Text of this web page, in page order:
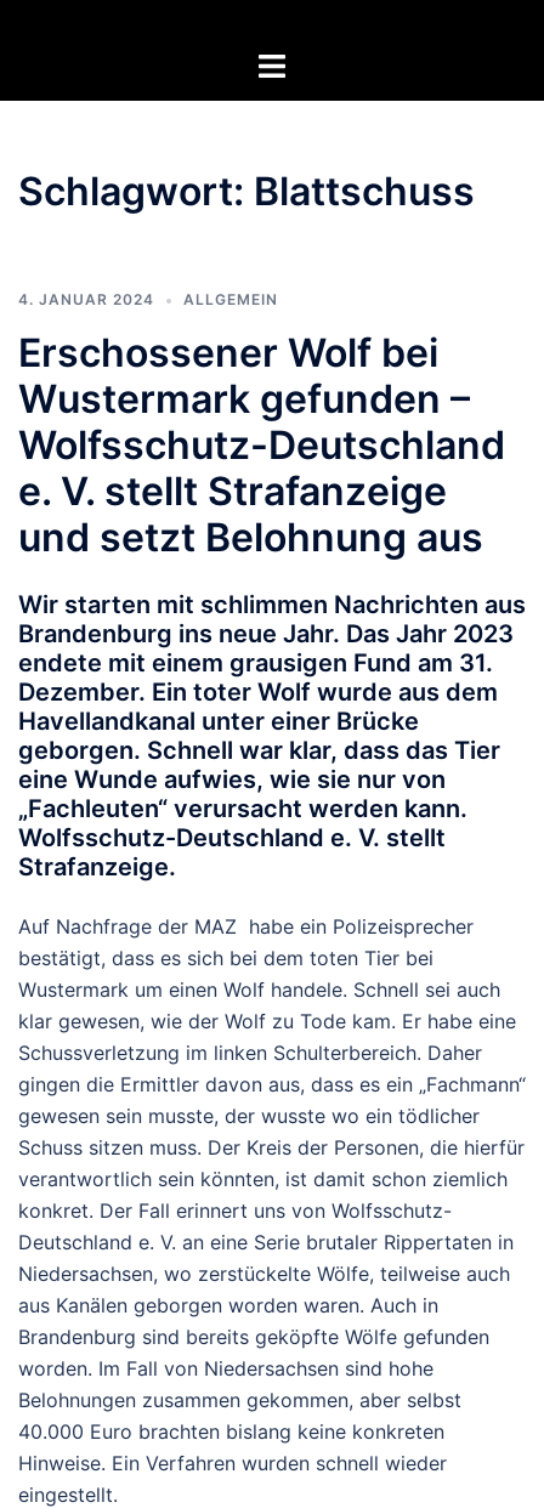
Menü
Schlagwort: Blattschuss
4. JANUAR 2024 ALLGEMEIN
Erschossener Wolf bei
Wustermark gefunden –
Wolfsschutz-Deutschland
e. V. stellt Strafanzeige
und setzt Belohnung aus
Wir starten mit schlimmen Nachrichten aus
Brandenburg ins neue Jahr. Das Jahr 2023
endete mit einem grausigen Fund am 31.
Dezember. Ein toter Wolf wurde aus dem
Havellandkanal unter einer Brücke
geborgen. Schnell war klar, dass das Tier
eine Wunde aufwies, wie sie nur von
„Fachleuten“ verursacht werden kann.
Wolfsschutz-Deutschland e. V. stellt
Strafanzeige.
Auf Nachfrage der MAZ habe ein Polizeisprecher
bestätigt, dass es sich bei dem toten Tier bei
Wustermark um einen Wolf handele. Schnell sei auch
klar gewesen, wie der Wolf zu Tode kam. Er habe eine
Schussverletzung im linken Schulterbereich. Daher
gingen die Ermittler davon aus, dass es ein „Fachmann“
gewesen sein musste, der wusste wo ein tödlicher
Schuss sitzen muss. Der Kreis der Personen, die hierfür
verantwortlich sein könnten, ist damit schon ziemlich
konkret. Der Fall erinnert uns von Wolfsschutz-
Deutschland e. V. an eine Serie brutaler Rippertaten in
Niedersachsen, wo zerstückelte Wölfe, teilweise auch
aus Kanälen geborgen worden waren. Auch in
Brandenburg sind bereits geköpfte Wölfe gefunden
worden. Im Fall von Niedersachsen sind hohe
Belohnungen zusammen gekommen, aber selbst
40.000 Euro brachten bislang keine konkreten
Hinweise. Ein Verfahren wurden schnell wieder
eingestellt.